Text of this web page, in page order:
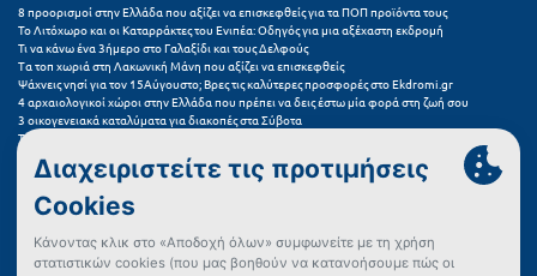
Κουρούτα Ηλείας
Κουφονήσια
Κρήτη
Κρουαζιέρες
Κύθηρα
Κυλλήνη
8 προορισμοί στην Ελλάδα που αξίζει να επισκεφθείς για τα ΠΟΠ προϊόντα τους
Το Λιτόχωρο και οι Καταρράκτες του Ενιπέα: Οδηγός για μια αξέχαστη εκδρομή
Τι να κάνω ένα 3ήμερο στο Γαλαξίδι και τους Δελφούς
Τα τοπ χωριά στη Λακωνική Μάνη που αξίζει να επισκεφθείς
Ψάχνεις νησί για τον 15Αύγουστο; Βρες τις καλύτερες προσφορές στο Ekdromi.gr
4 αρχαιολογικοί χώροι στην Ελλάδα που πρέπει να δεις έστω μία φορά στη ζωή σου
3 οικογενειακά καταλύματα για διακοπές στα Σύβοτα
Τα 11 καλύτερα καλοκαιρινά resorts στην Ελλάδα
7 μικρά ελληνικά νησιά για αξέχαστες καλοκαιρινές διακοπές
5+1 ινσταγκραμικές παραλίες στην Ελλάδα που αξίζουν μια θέση στο feed σου
Συχνές Ερωτήσεις (FAQs) για Ξενοδοχεία